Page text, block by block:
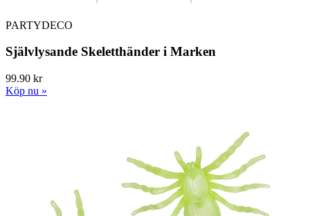
PARTYDECO
Självlysande Skeletthänder i Marken
99.90 kr
Köp nu »